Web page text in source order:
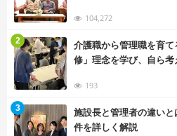
104,272
介護職から管理職を育
修」理念を学び、自ら考
193
2
施設長と管理者の違い
件を詳しく解説
3